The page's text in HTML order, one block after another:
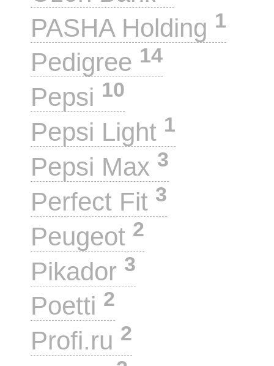
PASHA Holding 1
Pedigree 14
Pepsi 10
Pepsi Light 1
Pepsi Max 3
Perfect Fit 3
Peugeot 2
Pikador 3
Poetti 2
Profi.ru 2